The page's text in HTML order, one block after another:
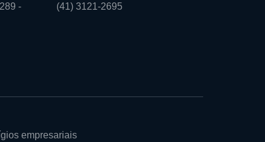
-
(41) 3121-2695
empresariais